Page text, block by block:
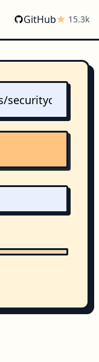
GitHub 15.3k